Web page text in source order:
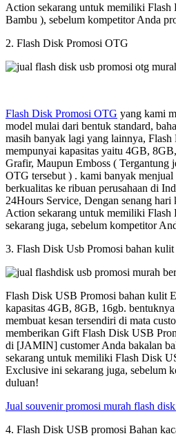
Action sekarang untuk memiliki
Bambu ), sebelum kompetitor Anda
2. Flash Disk Promosi OTG
Flash Disk Promosi OTG yang kami
model mulai dari bentuk standard,
masih banyak lagi yang lainnya,
mempunyai kapasitas yaitu 4GB,
Grafir, Maupun Emboss ( Tergantung
OTG tersebut ) . kami banyak
berkualitas ke ribuan perusahaan di
24Hours Service, Dengan senang
Action sekarang untuk memiliki
sekarang juga, sebelum kompetitor
3. Flash Disk Usb Promosi bahan
Flash Disk USB Promosi bahan kulit
kapasitas 4GB, 8GB, 16gb.
membuat kesan tersendiri di mata
memberikan Gift Flash Disk USB
di [JAMIN] customer Anda bakalan
sekarang untuk memiliki Flash Disk
Exclusive ini sekarang juga, sebelum
duluan!
Jual souvenir promosi murah flash
4. Flash Disk USB promosi Bahan